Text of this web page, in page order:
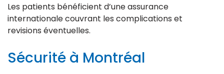
Les patients bénéficient d’une assurance
internationale couvrant les complications et
revisions éventuelles.
Sécurité à Montréal